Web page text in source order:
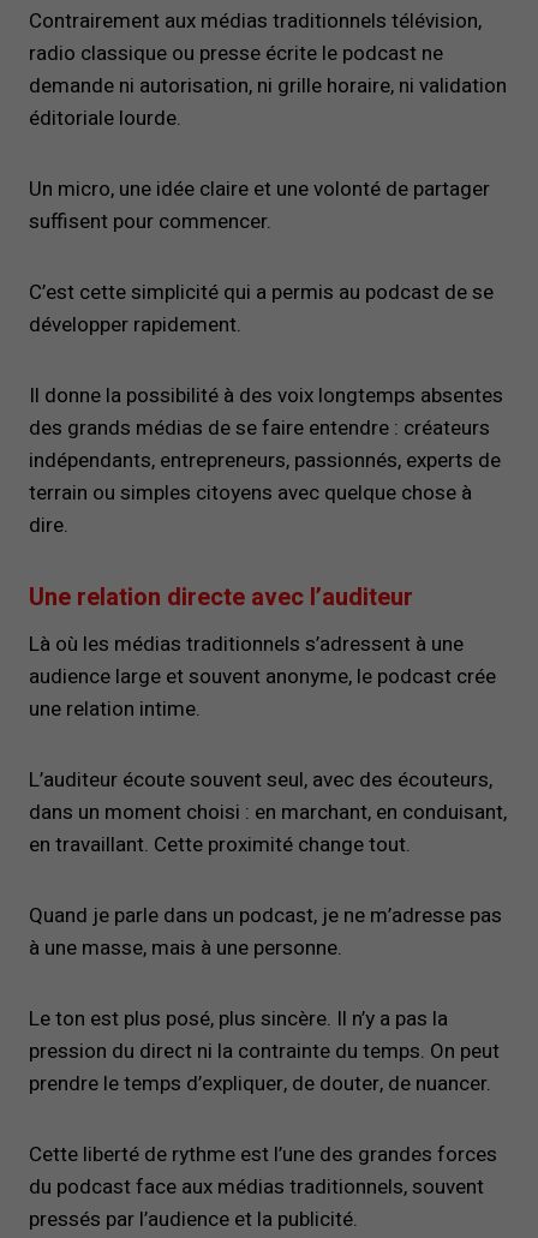
Contrairement aux médias traditionnels télévision,
radio classique ou presse écrite le podcast ne
demande ni autorisation, ni grille horaire, ni validation
éditoriale lourde.
Un micro, une idée claire et une volonté de partager
suffisent pour commencer.
C’est cette simplicité qui a permis au podcast de se
développer rapidement.
Il donne la possibilité à des voix longtemps absentes
des grands médias de se faire entendre : créateurs
indépendants, entrepreneurs, passionnés, experts de
terrain ou simples citoyens avec quelque chose à
dire.
Une relation directe avec l’auditeur
Là où les médias traditionnels s’adressent à une
audience large et souvent anonyme, le podcast crée
une relation intime.
L’auditeur écoute souvent seul, avec des écouteurs,
dans un moment choisi : en marchant, en conduisant,
en travaillant. Cette proximité change tout.
Quand je parle dans un podcast, je ne m’adresse pas
à une masse, mais à une personne.
Le ton est plus posé, plus sincère. Il n’y a pas la
pression du direct ni la contrainte du temps. On peut
prendre le temps d’expliquer, de douter, de nuancer.
Cette liberté de rythme est l’une des grandes forces
du podcast face aux médias traditionnels, souvent
pressés par l’audience et la publicité.